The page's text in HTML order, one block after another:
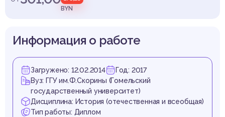
BYN
Информация о работе
Загружено: 12.02.2014
Год: 2017
Вуз: ГГУ им.Ф.Скорины (Гомельский
государственный университет)
Дисциплина: История (отечественная и всеобщая)
Тип работы: Диплом